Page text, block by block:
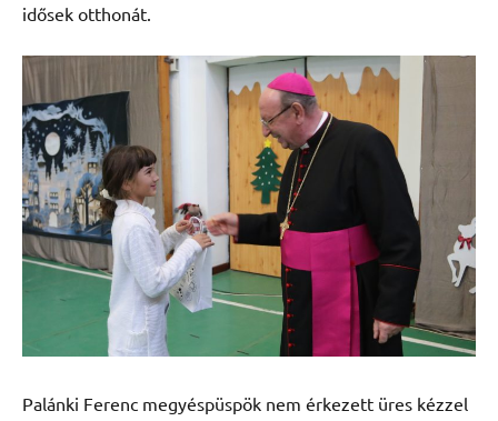
idősek otthonát.
Palánki Ferenc megyéspüspök nem érkezett üres kézzel